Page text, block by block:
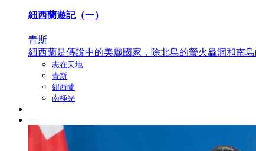
紐西蘭遊記（一）
青斯
紐西蘭是傳說中的美麗國家，除北島的螢火蟲洞和南
志在天地
青斯
紐西蘭
南極光